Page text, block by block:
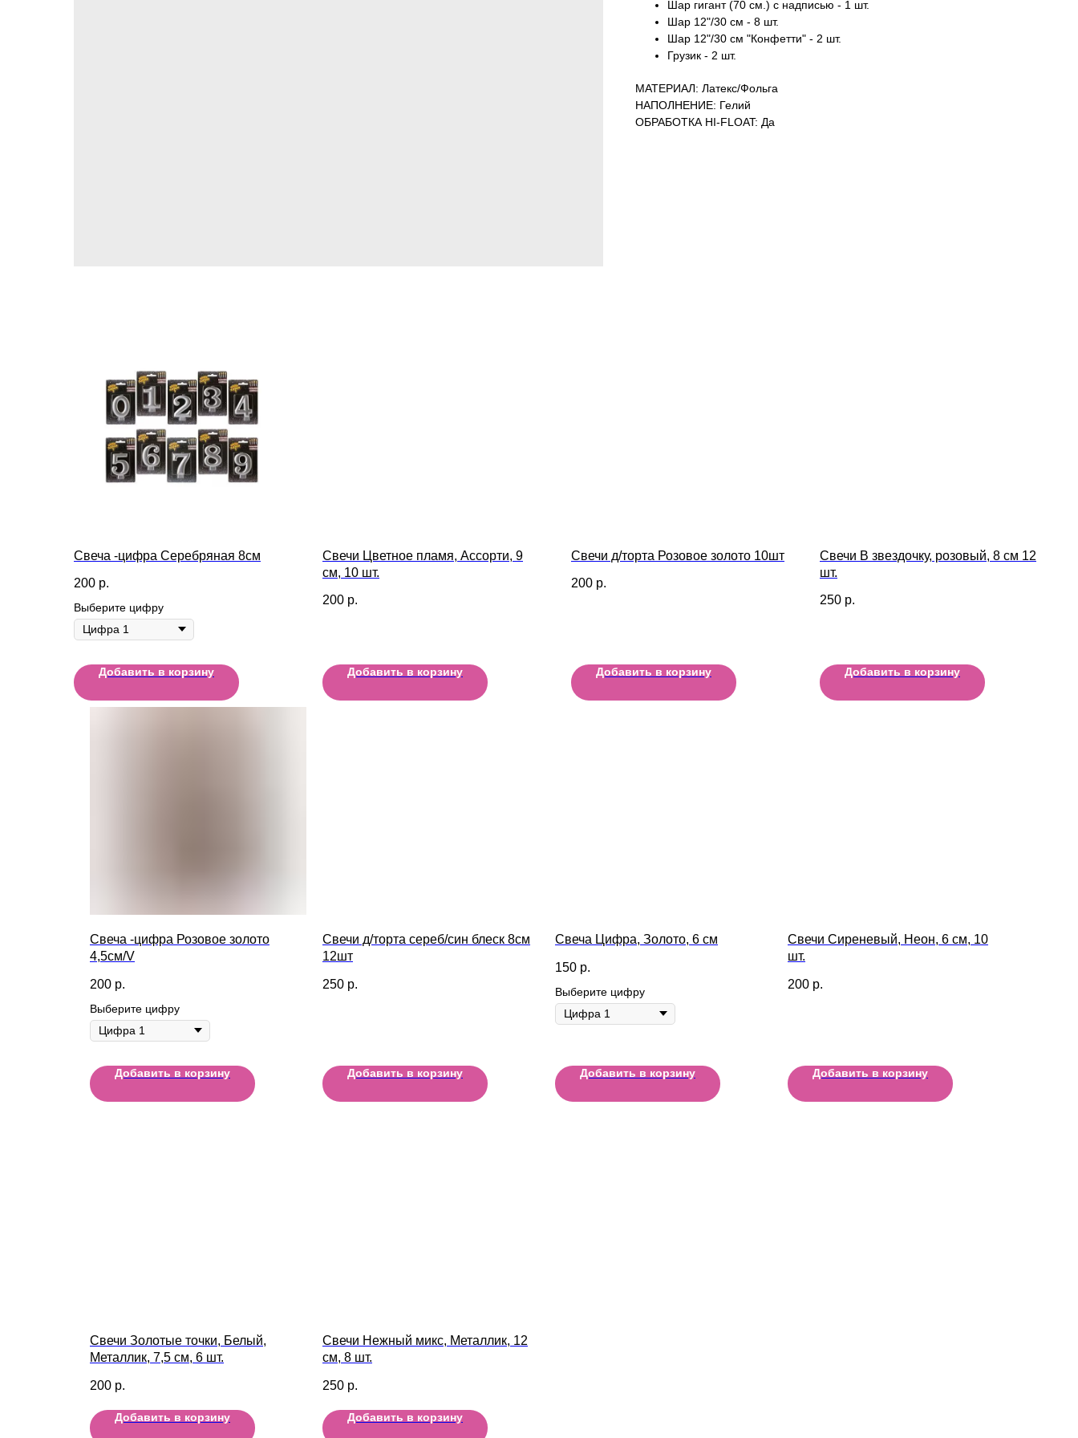
Шар гигант (70 см.) с надписью - 1 шт.
Шар 12"/30 см - 8 шт.
Шар 12"/30 см "Конфетти" - 2 шт.
Грузик - 2 шт.
МАТЕРИАЛ: Латекс/Фольга
НАПОЛНЕНИЕ: Гелий
ОБРАБОТКА HI-FLOAT: Да
Свеча -цифра Серебряная 8см
200 р.
Выберите цифру
Добавить в корзину
Свечи Цветное пламя, Ассорти, 9
см, 10 шт.
200 р.
Добавить в корзину
Свечи д/торта Розовое золото 10шт
200 р.
Добавить в корзину
Свечи В звездочку, розовый, 8 см 12
шт.
250 р.
Добавить в корзину
Свеча -цифра Розовое золото
4,5см/V
200 р.
Выберите цифру
Добавить в корзину
Свечи д/торта сереб/син блеск 8см
12шт
250 р.
Добавить в корзину
Свеча Цифра, Золото, 6 см
150 р.
Выберите цифру
Добавить в корзину
Свечи Сиреневый, Неон, 6 см, 10
шт.
200 р.
Добавить в корзину
Свечи Золотые точки, Белый,
Металлик, 7,5 см, 6 шт.
200 р.
Добавить в корзину
Свечи Нежный микс, Металлик, 12
см, 8 шт.
250 р.
Добавить в корзину